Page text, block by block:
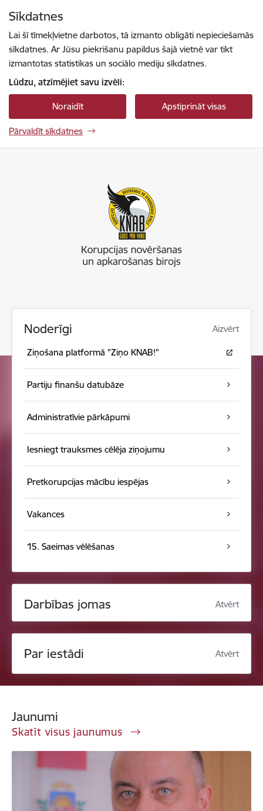
Sīkdatnes
Lai šī tīmekļvietne darbotos, tā izmanto obligāti nepieciešamās
sīkdatnes. Ar Jūsu piekrišanu papildus šajā vietnē var tikt
izmantotas statistikas un sociālo mediju sīkdatnes.
Lūdzu, atzīmējiet savu izvēli:
Noraidīt Apstiprināt visas
Pārvaldīt sīkdatnes
Noderīgi Aizvērt
Ziņošana platformā "Ziņo KNAB!"
Partiju finanšu datubāze
Administratīvie pārkāpumi
Iesniegt trauksmes cēlēja ziņojumu
Pretkorupcijas mācību iespējas
Vakances
15. Saeimas vēlēšanas
Darbības jomas Atvērt
Par iestādi Atvērt
Jaunumi
Skatīt visus jaunumus